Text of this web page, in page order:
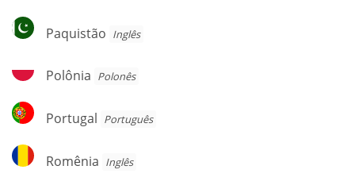
Paquistão
Paquistão Inglês
Polônia
Polônia Polonês
Portugal
Portugal Português
Romênia
Romênia Inglês